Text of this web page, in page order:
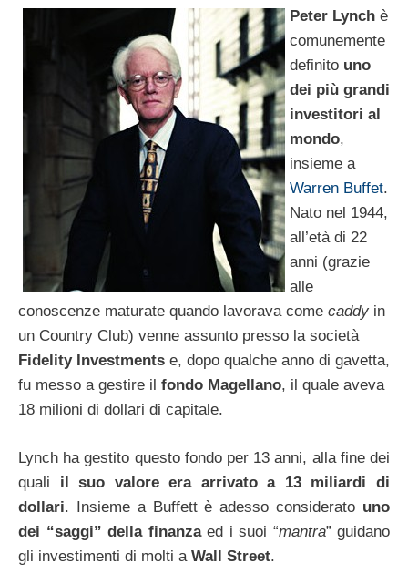
Peter Lynch è
comunemente
definito uno
dei più grandi
investitori al
mondo,
insieme a
Warren Buffet.
Nato nel 1944,
all’età di 22
anni (grazie
alle
conoscenze maturate quando lavorava come caddy in
un Country Club) venne assunto presso la società
Fidelity Investments e, dopo qualche anno di gavetta,
fu messo a gestire il fondo Magellano, il quale aveva
18 milioni di dollari di capitale.
Lynch ha gestito questo fondo per 13 anni, alla fine dei
quali il suo valore era arrivato a 13 miliardi di
dollari. Insieme a Buffett è adesso considerato uno
dei “saggi” della finanzaed i suoi “mantra” guidano
gli investimenti di molti a Wall Street.